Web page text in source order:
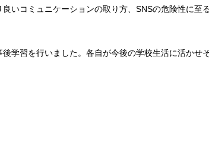
いコミュニケーションの取り方、SNSの危険性に至
学習を行いました。各自が今後の学校生活に活かせ